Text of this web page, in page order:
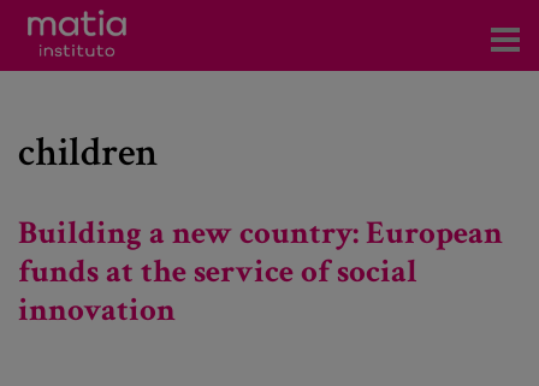
Investigación
Participación en foros
Consultoría
children
Building a new country: European
funds at the service of social
innovation